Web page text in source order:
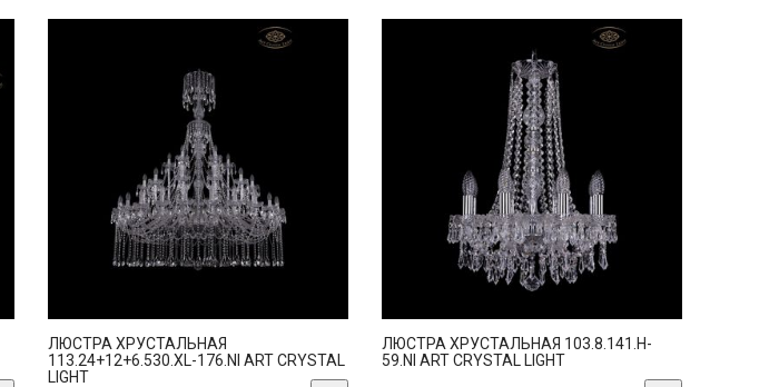
ЛЮСТРА ХРУСТАЛЬНАЯ
113.24+12+6.530.XL-176.NI ART CRYSTAL
LIGHT
ЛЮСТРА ХРУСТАЛЬНАЯ 103.8.141.H-
59.NI ART CRYSTAL LIGHT